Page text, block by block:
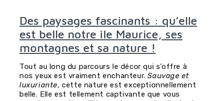
Des paysages fascinants : qu’elle
est belle notre île Maurice, ses
montagnes et sa nature !
Tout au long du parcours le décor qui s’offre à
nos yeux est vraiment enchanteur.Sauvage et
luxuriante, cette nature est exceptionnellement
belle. Elle est tellement captivante que vous